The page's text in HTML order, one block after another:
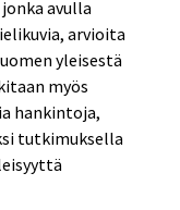
avulla
arvioita
yleisestä
myös
hankintoja,
tutkimuksella